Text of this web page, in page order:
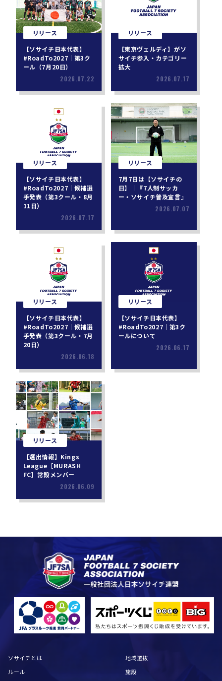
リリース
【ソサイチ日本代表】
#RoadTo2027｜第3ク
ール（7月20日）
2026.07.22
リリース
【東京ヴェルディ】がソ
サイチ参入・カテゴリー
拡大
2026.07.17
リリース
【ソサイチ日本代表】
#RoadTo2027｜候補選
手発表（第3クール・8月
11日）
2026.07.17
リリース
7月7日は【ソサイチの
日】｜『7人制サッカ
ー・ソサイチ普及宣言』
2026.07.07
リリース
【ソサイチ日本代表】
#RoadTo2027｜候補選
手発表（第3クール・7月
20日）
2026.06.18
リリース
【ソサイチ日本代表】
#RoadTo2027｜第3ク
ールについて
2026.06.17
リリース
【選出情報】Kings
League［MURASH
FC］常設メンバー
2026.06.09
ソサイチとは
ルール
地域選抜
施設